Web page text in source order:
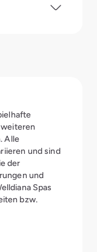
Alle
und sind
der
und
Spas
bzw.